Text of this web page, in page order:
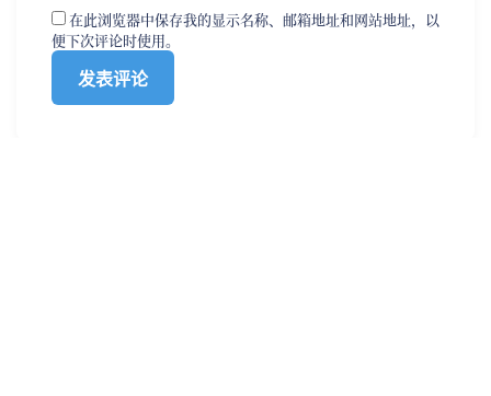
在此浏览器中保存我的显示名称、邮箱地址和网站地址，以
便下次评论时使用。